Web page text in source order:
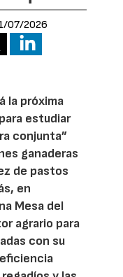
07/2026
la próxima
estudiar
conjunta”
ganaderas
de pastos
en
Mesa del
agrario para
con su